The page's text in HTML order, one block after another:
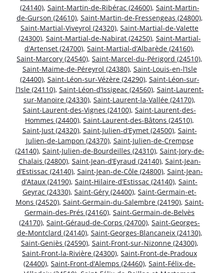
(24140), Saint-Martin-de-Ribérac (24600), Saint-Martin-
de-Gurson (24610), Saint-Martin-de-Fressengeas (24800),
Saint-Martial-Viveyrol (24320), Saint-Martial-de-Valette
(24300), Saint-Martial-de-Nabirat (24250), Saint-Martial-
d’Artenset (24700), Saint-Martial-d’Albarède (24160),
Saint-Marcory (24540), Saint-Marcel-du-Périgord (24510),
Saint-Maime-de-Péreyrol (24380), Saint-Louis-en-l’Isle
(24400), Saint-Léon-sur-Vézère (24290), Saint-Léon-sur-
l’Isle (24110), Saint-Léon-d’Issigeac (24560), Saint-Laurent-
sur-Manoire (24330), Saint-Laurent-la-Vallée (24170),
Saint-Laurent-des-Vignes (24100), Saint-Laurent-des-
Hommes (24400), Saint-Laurent-des-Bâtons (24510),
Saint-Just (24320), Saint-Julien-d’Eymet (24500), Saint-
Julien-de-Lampon (24370), Saint-Julien-de-Crempse
(24140), Saint-Julien-de-Bourdeilles (24310), Saint-Jory-de-
Chalais (24800), Saint-Jean-d’Eyraud (24140), Saint-Jean-
d’Estissac (24140), Saint-Jean-de-Côle (24800), Saint-Jean-
d’Ataux (24190), Saint-Hilaire-d’Estissac (24140), Saint-
Geyrac (24330), Saint-Géry (24400), Saint-Germain-et-
Mons (24520), Saint-Germain-du-Salembre (24190), Saint-
Germain-des-Prés (24160), Saint-Germain-de-Belvès
(24170), Saint-Géraud-de-Corps (24700), Saint-Georges-
de-Montclard (24140), Saint-Georges-Blancaneix (24130),
Saint-Geniès (24590), Saint-Front-sur-Nizonne (24300),
Saint-Front-la-Rivière (24300), Saint-Front-de-Pradoux
(24400), Saint-Front-d’Alemps (24460), Saint-Félix-de-